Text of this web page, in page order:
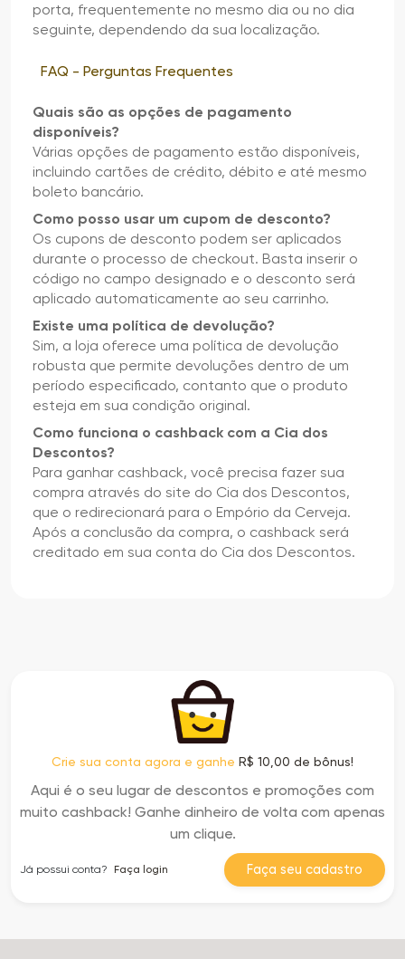
porta, frequentemente no mesmo dia ou no dia
seguinte, dependendo da sua localização.
FAQ - Perguntas Frequentes
Quais são as opções de pagamento
disponíveis?
Várias opções de pagamento estão disponíveis,
incluindo cartões de crédito, débito e até mesmo
boleto bancário.
Como posso usar um cupom de desconto?
Os cupons de desconto podem ser aplicados
durante o processo de checkout. Basta inserir o
código no campo designado e o desconto será
aplicado automaticamente ao seu carrinho.
Existe uma política de devolução?
Sim, a loja oferece uma política de devolução
robusta que permite devoluções dentro de um
período especificado, contanto que o produto
esteja em sua condição original.
Como funciona o cashback com a Cia dos
Descontos?
Para ganhar cashback, você precisa fazer sua
compra através do site do Cia dos Descontos,
que o redirecionará para o Empório da Cerveja.
Após a conclusão da compra, o cashback será
creditado em sua conta do Cia dos Descontos.
Crie sua conta agora e ganhe R$ 10,00 de bônus!
Aqui é o seu lugar de descontos e promoções com
muito cashback! Ganhe dinheiro de volta com apenas
um clique.
Faça seu cadastro
Já possui conta? Faça login